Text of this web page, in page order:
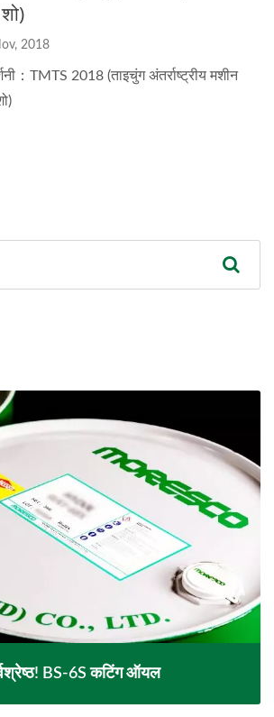
2018
：TMTS 2018 (ताइचुंग अंतर्राष्ट्रीय मशीन
BS-6S कटिंग ऑयल